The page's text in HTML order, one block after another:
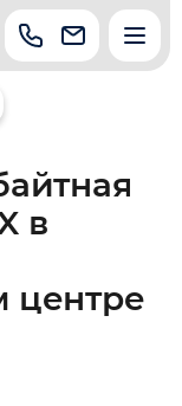
в
центре